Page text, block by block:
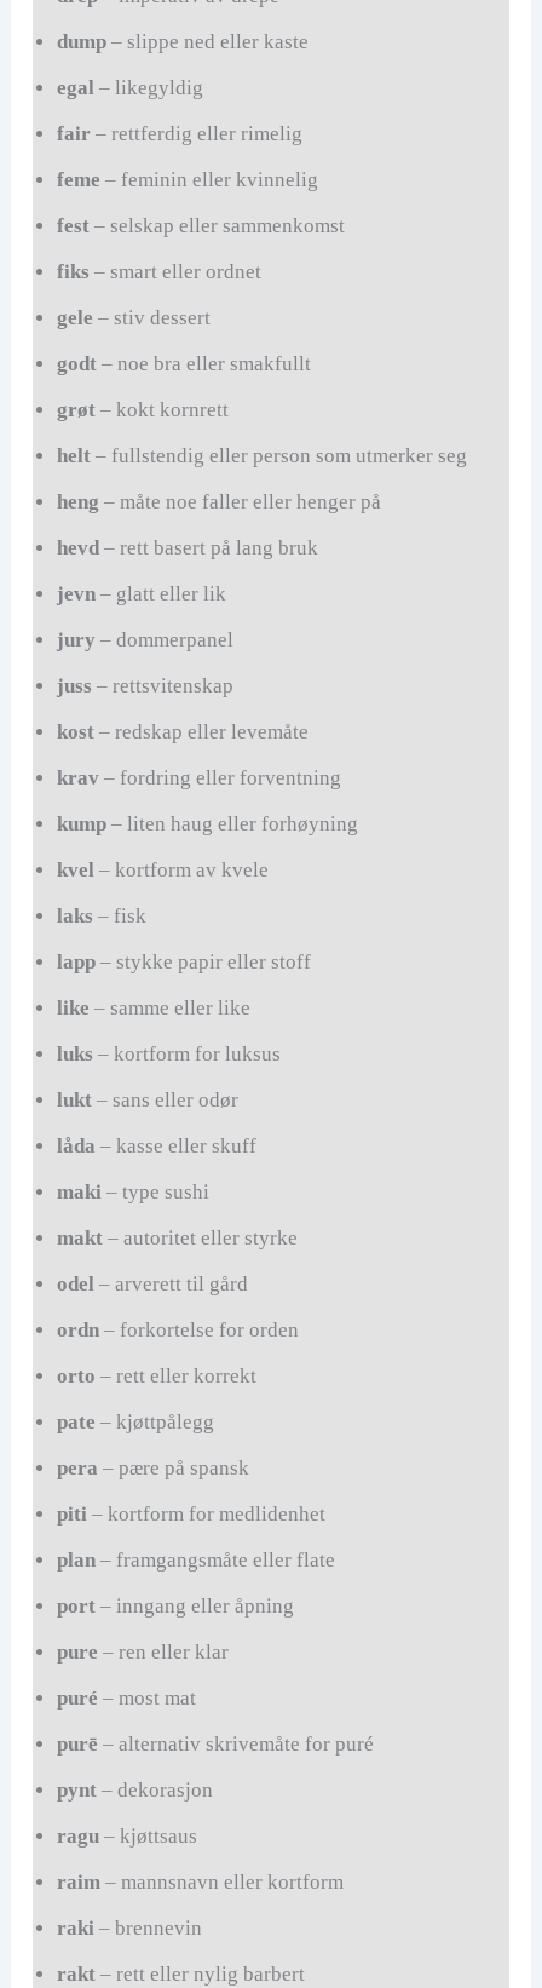
dump– slippe ned eller kaste
egal– likegyldig
fair – rettferdig eller rimelig
feme – feminin eller kvinnelig
fest– selskap eller sammenkomst
fiks – smart eller ordnet
gele – stiv dessert
godt– noe bra eller smakfullt
grøt– kokt kornrett
helt– fullstendig eller person som utmerker seg
heng – måte noe faller eller henger på
hevd– rett basert på lang bruk
jevn– glatt eller lik
jury – dommerpanel
juss – rettsvitenskap
kost– redskap eller levemåte
krav– fordring eller forventning
kump– liten haug eller forhøyning
kvel– kortform av kvele
laks – fisk
lapp– stykke papir eller stoff
like – samme eller like
luks – kortform for luksus
lukt– sans eller odør
låda – kasse eller skuff
maki– type sushi
makt– autoritet eller styrke
odel– arverett til gård
ordn– forkortelse for orden
orto – rett eller korrekt
pate – kjøttpålegg
pera – pære på spansk
piti– kortform for medlidenhet
plan– framgangsmåte eller flate
port– inngang eller åpning
pure – ren eller klar
puré – most mat
purē – alternativ skrivemåte for puré
pynt– dekorasjon
ragu– kjøttsaus
raim– mannsnavn eller kortform
raki– brennevin
rakt– rett eller nylig barbert